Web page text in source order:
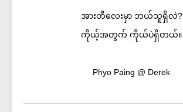
အားတီလေးမှာ ဘယ်သူရှိလဲ?
ကိုယ့်အတွက် ကိုယ်ပဲရှိတယ်။
Phyo Paing @ Derek